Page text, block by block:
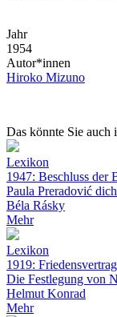
Jahr
1954
Autor*innen
Hiroko Mizuno
Das könnte Sie auch
Lexikon
1947: Beschluss der
Paula Preradović
Béla Rásky
Mehr
Lexikon
1919:
Die Festlegung von
Helmut Konrad
Mehr